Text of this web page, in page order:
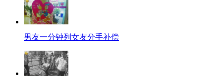
男友一分钟列女友分手补偿